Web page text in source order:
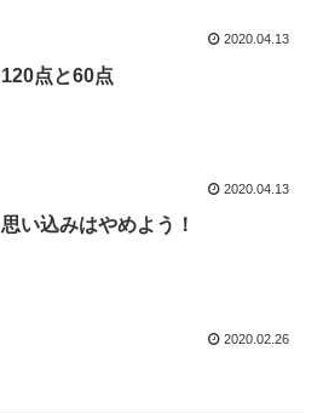
2020.04.13
120点と60点
2020.04.13
思い込みはやめよう！
2020.02.26